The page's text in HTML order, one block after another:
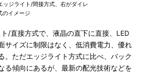
ッジライト/間接方式、右がダイレ
のイメージ
/直接方式で、液晶の直下に直接、LED
サイズに制限はなく、低消費電力、優れ
。ただエッジライト方式に比べ、バック
る傾向にあるが、最新の配光技術などを